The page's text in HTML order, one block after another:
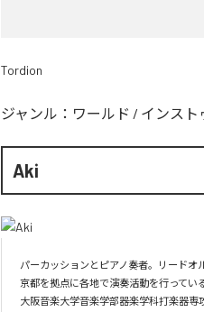
Tordion
ジャンル： ワールド / インスト
Aki
パーカッションとピアノ奏者。リードオ
京都を拠点に各地で演奏活動を行っている
大阪音楽大学音楽学部器楽学科打楽器専